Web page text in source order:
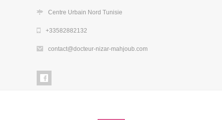
Centre Urbain Nord Tunisie
+33582882132
contact@docteur-nizar-mahjoub.com